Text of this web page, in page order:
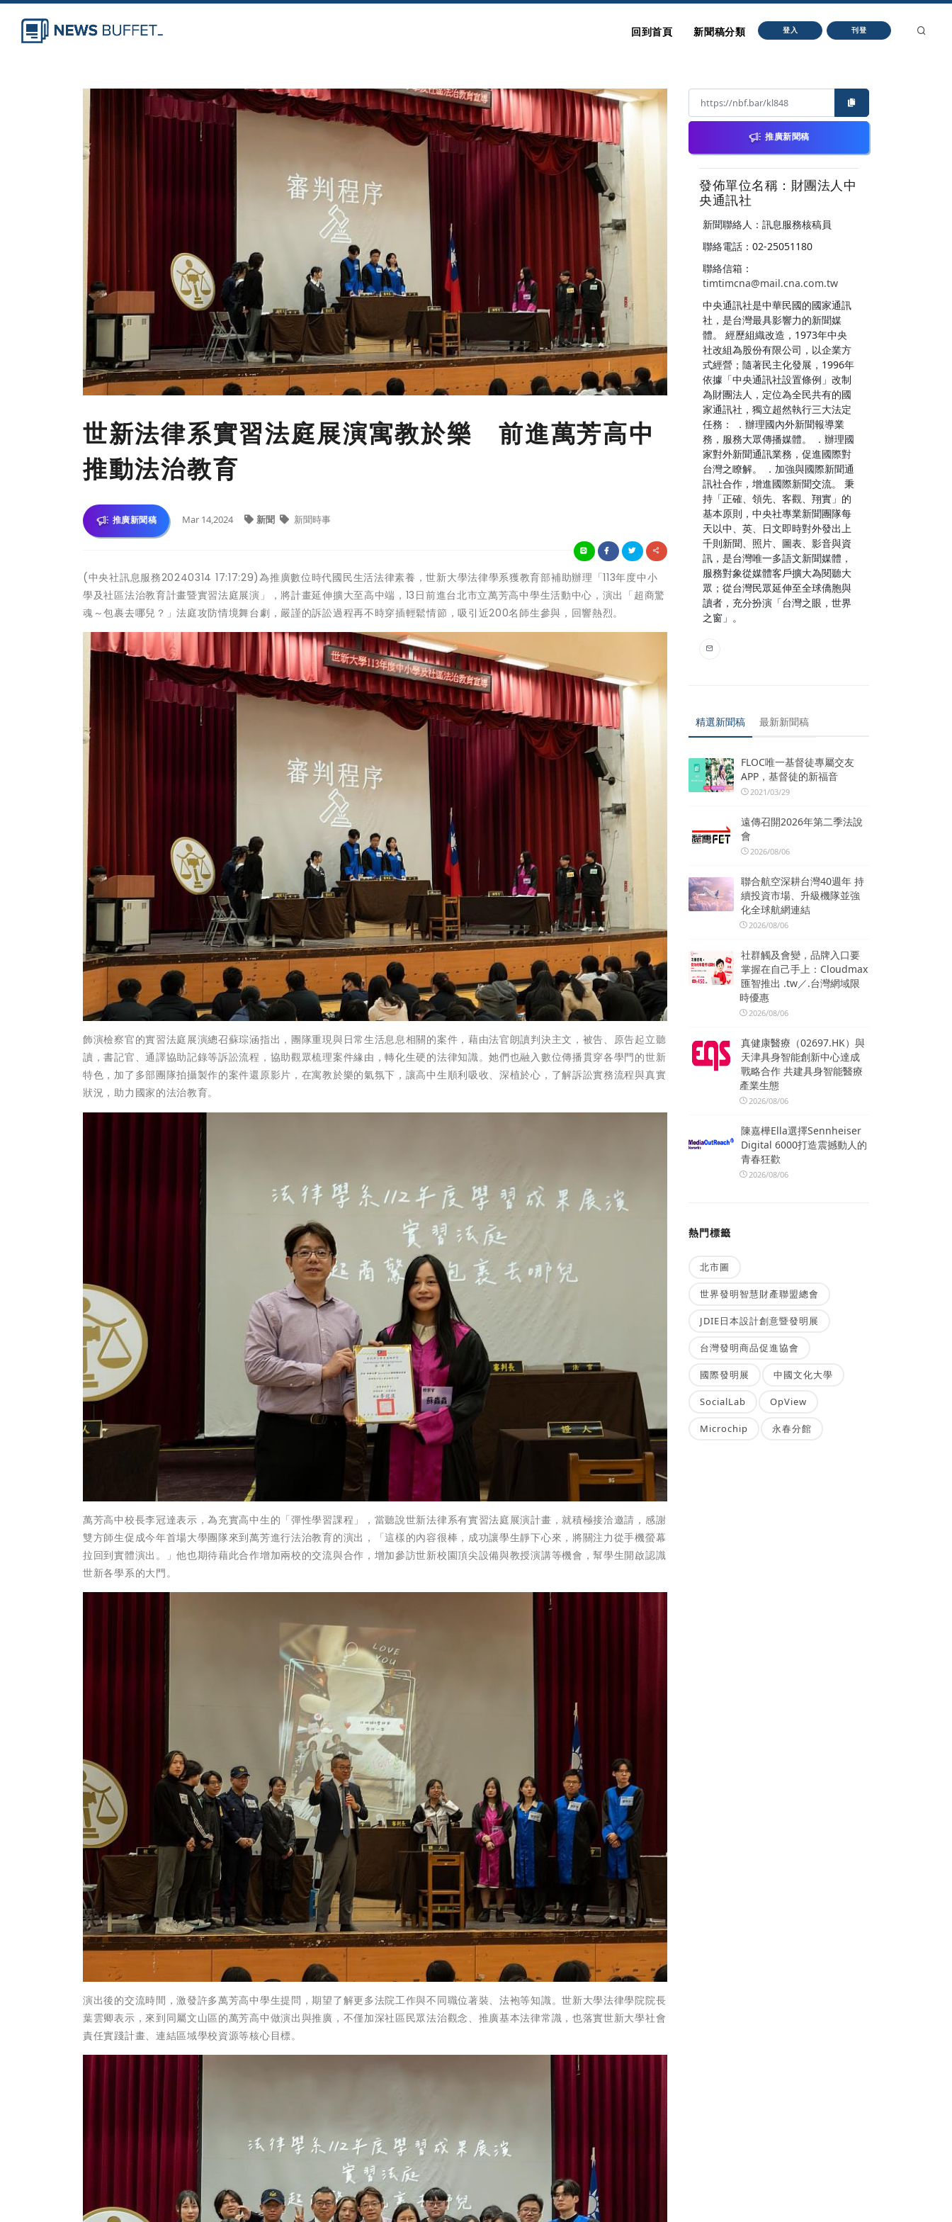
回到首頁 新聞稿分類 登入 刊登
世新法律系實習法庭展演寓教於樂 前進萬芳高中
推動法治教育
推廣新聞稿 Mar 14,2024 新聞 新聞時事
(中央社訊息服務20240314 17:17:29)為推廣數位時代國民生活法律素養，世新大學法律學系獲教育部補助辦理「113年度中小
學及社區法治教育計畫暨實習法庭展演」，將計畫延伸擴大至高中端，13日前進台北市立萬芳高中學生活動中心，演出「超商驚
魂～包裹去哪兒？」法庭攻防情境舞台劇，嚴謹的訴訟過程再不時穿插輕鬆情節，吸引近200名師生參與，回響熱烈。
飾演檢察官的實習法庭展演總召蘇琮涵指出，團隊重現與日常生活息息相關的案件，藉由法官朗讀判決主文，被告、原告起立聽
讀，書記官、通譯協助記錄等訴訟流程，協助觀眾梳理案件緣由，轉化生硬的法律知識。她們也融入數位傳播貫穿各學門的世新
特色，加了多部團隊拍攝製作的案件還原影片，在寓教於樂的氣氛下，讓高中生順利吸收、深植於心，了解訴訟實務流程與真實
狀況，助力國家的法治教育。
萬芳高中校長李冠達表示，為充實高中生的「彈性學習課程」，當聽說世新法律系有實習法庭展演計畫，就積極接洽邀請，感謝
雙方師生促成今年首場大學團隊來到萬芳進行法治教育的演出，「這樣的內容很棒，成功讓學生靜下心來，將關注力從手機螢幕
拉回到實體演出。」他也期待藉此合作增加兩校的交流與合作，增加參訪世新校園頂尖設備與教授演講等機會，幫學生開啟認識
世新各學系的大門。
演出後的交流時間，激發許多萬芳高中學生提問，期望了解更多法院工作與不同職位著裝、法袍等知識。世新大學法律學院院長
葉雲卿表示，來到同屬文山區的萬芳高中做演出與推廣，不僅加深社區民眾法治觀念、推廣基本法律常識，也落實世新大學社會
責任實踐計畫、連結區域學校資源等核心目標。
推廣新聞稿
發佈單位名稱：財團法人中
央通訊社
新聞聯絡人：訊息服務核稿員
聯絡電話：02-25051180
聯絡信箱：
timtimcna@mail.cna.com.tw
中央通訊社是中華民國的國家通訊
社，是台灣最具影響力的新聞媒
體。 經歷組織改造，1973年中央
社改組為股份有限公司，以企業方
式經營；隨著民主化發展，1996年
依據「中央通訊社設置條例」改制
為財團法人，定位為全民共有的國
家通訊社，獨立超然執行三大法定
任務： ．辦理國內外新聞報導業
務，服務大眾傳播媒體。 ．辦理國
家對外新聞通訊業務，促進國際對
台灣之瞭解。 ．加強與國際新聞通
訊社合作，增進國際新聞交流。 秉
持「正確、領先、客觀、翔實」的
基本原則，中央社專業新聞團隊每
天以中、英、日文即時對外發出上
千則新聞、照片、圖表、影音與資
訊，是台灣唯一多語文新聞媒體，
服務對象從媒體客戶擴大為閱聽大
眾；從台灣民眾延伸至全球僑胞與
讀者，充分扮演「台灣之眼，世界
之窗」。
精選新聞稿 最新新聞稿
FLOC唯一基督徒專屬交友
APP，基督徒的新福音
2021/03/29
遠傳召開2026年第二季法說
會
2026/08/06
聯合航空深耕台灣40週年 持
續投資市場、升級機隊並強
化全球航網連結
2026/08/06
社群觸及會變，品牌入口要
掌握在自己手上：Cloudmax
匯智推出 .tw／.台灣網域限
時優惠
2026/08/06
真健康醫療（02697.HK）與
天津具身智能創新中心達成
戰略合作 共建具身智能醫療
產業生態
2026/08/06
陳嘉樺Ella選擇Sennheiser
Digital 6000打造震撼動人的
青春狂歡
2026/08/06
熱門標籤
北市圖
世界發明智慧財產聯盟總會
JDIE日本設計創意暨發明展
台灣發明商品促進協會
國際發明展 中國文化大學
SocialLab OpView
Microchip 永春分館